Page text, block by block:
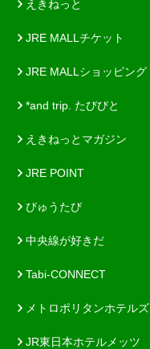
えきねっと
JRE MALLチケット
JRE MALLショッピング
*and trip. たびびと
えきねっとマガジン
JRE POINT
びゅうたび
中央線が好きだ
Tabi-CONNECT
メトロポリタンホテルズ
JR東日本ホテルメッツ